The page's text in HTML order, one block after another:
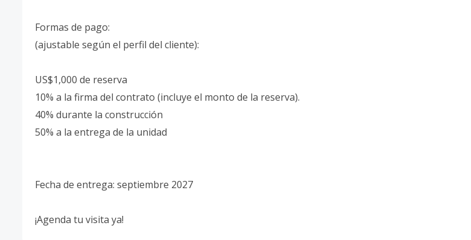
Formas de pago:
(ajustable según el perfil del cliente):
US$1,000 de reserva
10% a la firma del contrato (incluye el monto de la reserva).
40% durante la construcción
50% a la entrega de la unidad
Fecha de entrega: septiembre 2027
¡Agenda tu visita ya!